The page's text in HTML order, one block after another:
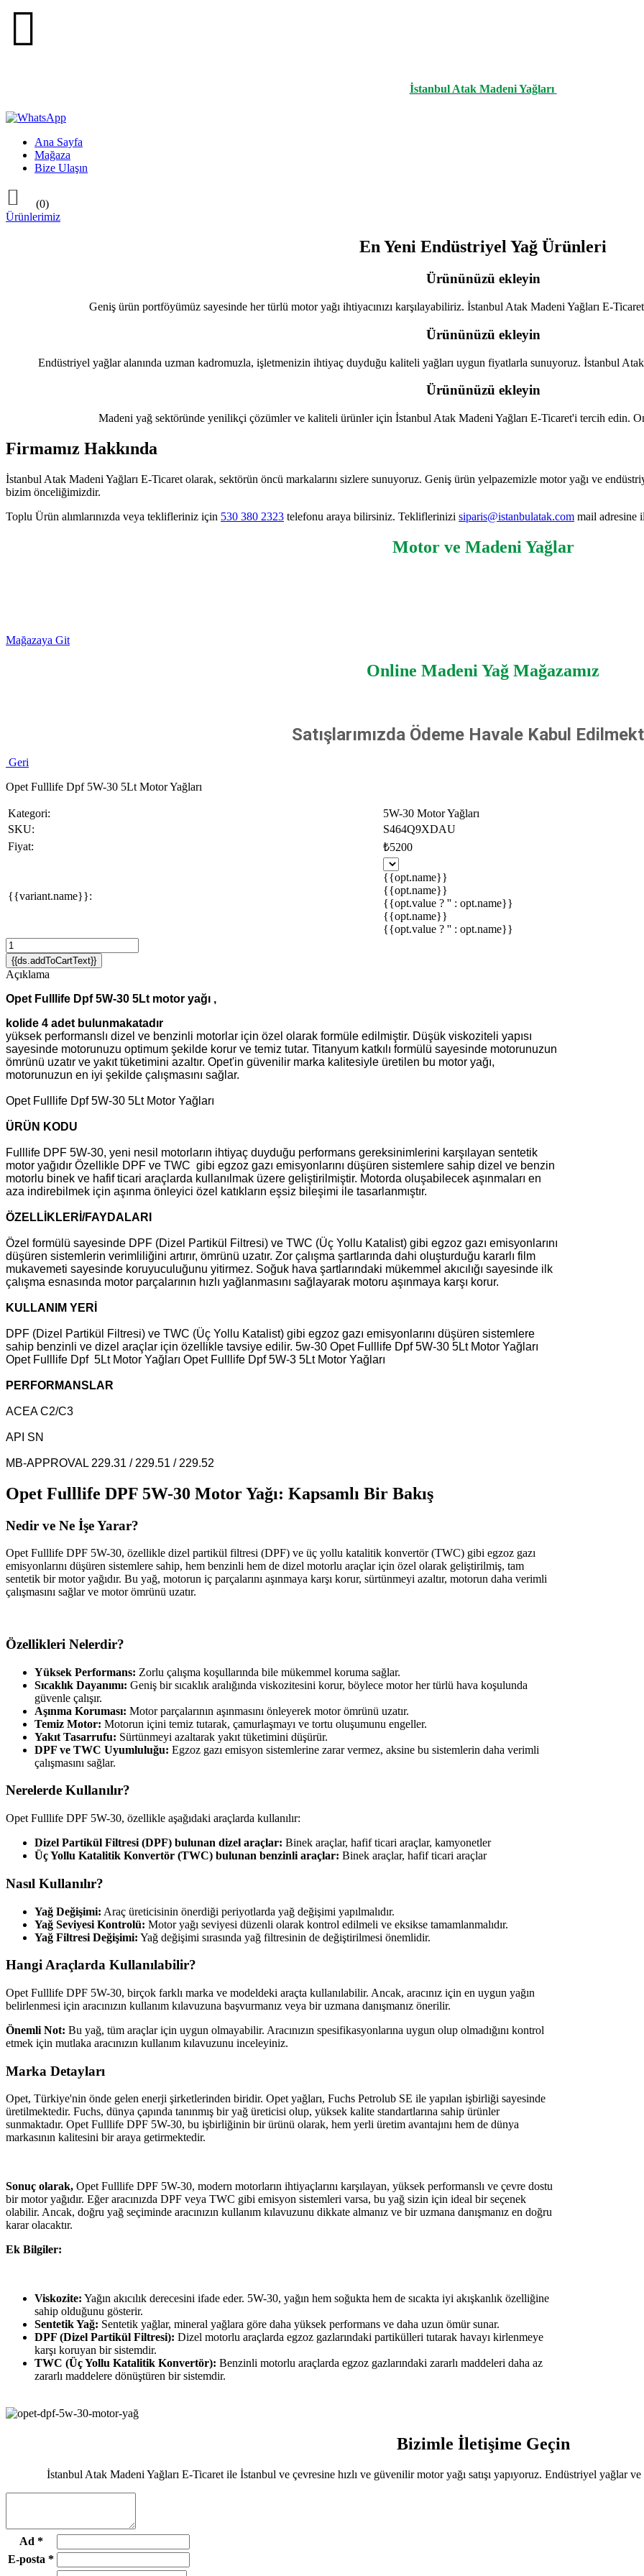

İstanbul Atak Madeni Yağları
Ana Sayfa
Mağaza
Bize Ulaşın

(0)
Ürünlerimiz
En Yeni Endüstriyel Yağ Ürünleri
Ürününüzü ekleyin
Geniş ürün portföyümüz sayesinde her türlü motor yağı ihtiyacınızı karşılayabiliriz. İstanbul Atak Madeni Yağları E-
Ürününüzü ekleyin
Endüstriyel yağlar alanında uzman kadromuzla, işletmenizin ihtiyaç duyduğu kaliteli yağları uygun fiyatlarla sunuyoruz. İstanbul
Ürününüzü ekleyin
Madeni yağ sektöründe yenilikçi çözümler ve kaliteli ürünler için İstanbul Atak Madeni Yağları E-Ticaret'i tercih edin.
Firmamız Hakkında
İstanbul Atak Madeni Yağları E-Ticaret olarak, sektörün öncü markalarını sizlere sunuyoruz. Geniş ürün yelpazemizle motor yağı ve
bizim önceliğimizdir.
Toplu Ürün alımlarınızda veya teklifleriniz için 530 380 2323 telefonu araya bilirsiniz. Tekliflerinizi siparis@istanbulatak.com mail adresine
Motor ve Madeni Yağlar
Mağazaya Git
Online Madeni Yağ Mağazamız
Satışlarımızda Ödeme Havale Kabul
Geri
Opet Fulllife Dpf 5W-30 5Lt Motor Yağları
Kategori:
5W-30 Motor Yağları
SKU:
S464Q9XDAU
Fiyat:
₺5200
{{variant.name}}:
{{opt.name}}
{{opt.name}}
{{opt.value ? '' : opt.name}}
{{opt.name}}
{{opt.value ? '' : opt.name}}
{{ds.addToCartText}}
Açıklama
Opet Fulllife Dpf 5W-30 5Lt motor yağı ,
kolide 4 adet bulunmakatadır
yüksek performanslı dizel ve benzinli motorlar için özel olarak formüle edilmiştir. Düşük viskoziteli yapısı
sayesinde motorunuzu optimum şekilde korur ve temiz tutar. Titanyum katkılı formülü sayesinde motorunuzun
ömrünü uzatır ve yakıt tüketimini azaltır. Opet'in güvenilir marka kalitesiyle üretilen bu motor yağı,
motorunuzun en iyi şekilde çalışmasını sağlar.
Opet Fulllife Dpf 5W-30 5Lt Motor Yağları
ÜRÜN KODU
Fulllife DPF 5W-30, yeni nesil motorların ihtiyaç duyduğu performans gereksinimlerini karşılayan sentetik
motor yağıdır Özellikle DPF ve TWC gibi egzoz gazı emisyonlarını düşüren sistemlere sahip dizel ve benzin
motorlu binek ve hafif ticari araçlarda kullanılmak üzere geliştirilmiştir. Motorda oluşabilecek aşınmaları en
aza indirebilmek için aşınma önleyici özel katıkların eşsiz bileşimi ile tasarlanmıştır.
ÖZELLİKLERİ/FAYDALARI
Özel formülü sayesinde DPF (Dizel Partikül Filtresi) ve TWC (Üç Yollu Katalist) gibi egzoz gazı emisyonlarını
düşüren sistemlerin verimliliğini artırır, ömrünü uzatır. Zor çalışma şartlarında dahi oluşturduğu kararlı film
mukavemeti sayesinde koruyuculuğunu yitirmez. Soğuk hava şartlarındaki mükemmel akıcılığı sayesinde ilk
çalışma esnasında motor parçalarının hızlı yağlanmasını sağlayarak motoru aşınmaya karşı korur.
KULLANIM YERİ
DPF (Dizel Partikül Filtresi) ve TWC (Üç Yollu Katalist) gibi egzoz gazı emisyonlarını düşüren sistemlere
sahip benzinli ve dizel araçlar için özellikle tavsiye edilir. 5w-30 Opet Fulllife Dpf 5W-30 5Lt Motor Yağları
Opet Fulllife Dpf 5Lt Motor Yağları Opet Fulllife Dpf 5W-3 5Lt Motor Yağları
PERFORMANSLAR
ACEA C2/C3
API SN
MB-APPROVAL 229.31 / 229.51 / 229.52
Opet Fulllife DPF 5W-30 Motor Yağı: Kapsamlı Bir Bakış
Nedir ve Ne İşe Yarar?
Opet Fulllife DPF 5W-30, özellikle dizel partikül filtresi (DPF) ve üç yollu katalitik konvertör (TWC) gibi egzoz gazı
emisyonlarını düşüren sistemlere sahip, hem benzinli hem de dizel motorlu araçlar için özel olarak geliştirilmiş, tam
sentetik bir motor yağıdır. Bu yağ, motorun iç parçalarını aşınmaya karşı korur, sürtünmeyi azaltır, motorun daha verimli
çalışmasını sağlar ve motor ömrünü uzatır.
Özellikleri Nelerdir?
Yüksek Performans: Zorlu çalışma koşullarında bile mükemmel koruma sağlar.
Sıcaklık Dayanımı: Geniş bir sıcaklık aralığında viskozitesini korur, böylece motor her türlü hava koşulunda
güvenle çalışır.
Aşınma Koruması: Motor parçalarının aşınmasını önleyerek motor ömrünü uzatır.
Temiz Motor: Motorun içini temiz tutarak, çamurlaşmayı ve tortu oluşumunu engeller.
Yakıt Tasarrufu: Sürtünmeyi azaltarak yakıt tüketimini düşürür.
DPF ve TWC Uyumluluğu: Egzoz gazı emisyon sistemlerine zarar vermez, aksine bu sistemlerin daha verimli
çalışmasını sağlar.
Nerelerde Kullanılır?
Opet Fulllife DPF 5W-30, özellikle aşağıdaki araçlarda kullanılır:
Dizel Partikül Filtresi (DPF) bulunan dizel araçlar: Binek araçlar, hafif ticari araçlar, kamyonetler
Üç Yollu Katalitik Konvertör (TWC) bulunan benzinli araçlar: Binek araçlar, hafif ticari araçlar
Nasıl Kullanılır?
Yağ Değişimi: Araç üreticisinin önerdiği periyotlarda yağ değişimi yapılmalıdır.
Yağ Seviyesi Kontrolü: Motor yağı seviyesi düzenli olarak kontrol edilmeli ve eksikse tamamlanmalıdır.
Yağ Filtresi Değişimi: Yağ değişimi sırasında yağ filtresinin de değiştirilmesi önemlidir.
Hangi Araçlarda Kullanılabilir?
Opet Fulllife DPF 5W-30, birçok farklı marka ve modeldeki araçta kullanılabilir. Ancak, aracınız için en uygun yağın
belirlenmesi için aracınızın kullanım kılavuzuna başvurmanız veya bir uzmana danışmanız önerilir.
Önemli Not: Bu yağ, tüm araçlar için uygun olmayabilir. Aracınızın spesifikasyonlarına uygun olup olmadığını kontrol
etmek için mutlaka aracınızın kullanım kılavuzunu inceleyiniz.
Marka Detayları
Opet, Türkiye'nin önde gelen enerji şirketlerinden biridir. Opet yağları, Fuchs Petrolub SE ile yapılan işbirliği sayesinde
üretilmektedir. Fuchs, dünya çapında tanınmış bir yağ üreticisi olup, yüksek kalite standartlarına sahip ürünler
sunmaktadır. Opet Fulllife DPF 5W-30, bu işbirliğinin bir ürünü olarak, hem yerli üretim avantajını hem de dünya
markasının kalitesini bir araya getirmektedir.
Sonuç olarak, Opet Fulllife DPF 5W-30, modern motorların ihtiyaçlarını karşılayan, yüksek performanslı ve çevre dostu
bir motor yağıdır. Eğer aracınızda DPF veya TWC gibi emisyon sistemleri varsa, bu yağ sizin için ideal bir seçenek
olabilir. Ancak, doğru yağ seçiminde aracınızın kullanım kılavuzunu dikkate almanız ve bir uzmana danışmanız en doğru
karar olacaktır.
Ek Bilgiler:
Viskozite: Yağın akıcılık derecesini ifade eder. 5W-30, yağın hem soğukta hem de sıcakta iyi akışkanlık özelliğine
sahip olduğunu gösterir.
Sentetik Yağ: Sentetik yağlar, mineral yağlara göre daha yüksek performans ve daha uzun ömür sunar.
DPF (Dizel Partikül Filtresi): Dizel motorlu araçlarda egzoz gazlarındaki partikülleri tutarak havayı kirlenmeye
karşı koruyan bir sistemdir.
TWC (Üç Yollu Katalitik Konvertör): Benzinli motorlu araçlarda egzoz gazlarındaki zararlı maddeleri daha az
zararlı maddelere dönüştüren bir sistemdir.
Bizimle İletişime Geçin
İstanbul Atak Madeni Yağları E-Ticaret ile İstanbul ve çevresine hızlı ve güvenilir motor yağı satışı yapıyoruz. Endüstriyel yağlar
Ad *
E-posta *